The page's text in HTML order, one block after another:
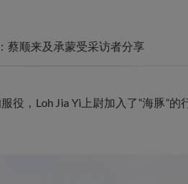
蔡顺来及承蒙受采访者分享
役，Loh Jia Yi上尉加入了“海豚”